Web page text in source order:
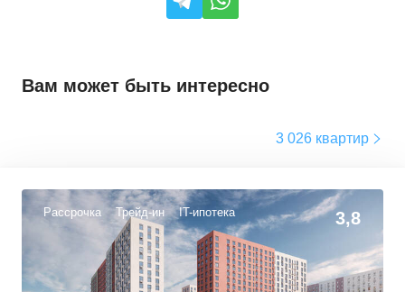
Вам может быть интересно
3 026 квартир
Рассрочка Трейд-ин IT-ипотека 3,8